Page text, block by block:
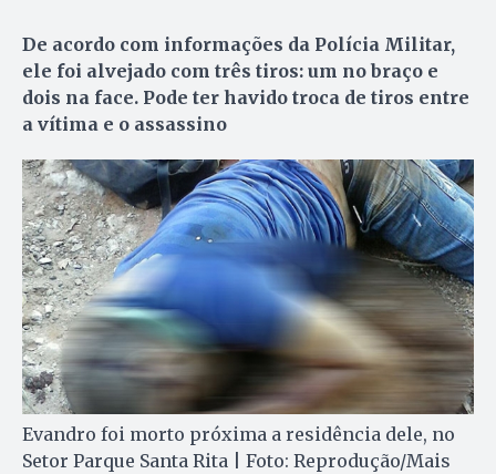
De acordo com informações da Polícia Militar,
ele foi alvejado com três tiros: um no braço e
dois na face. Pode ter havido troca de tiros entre
a vítima e o assassino
Evandro foi morto próxima a residência dele, no
Setor Parque Santa Rita | Foto: Reprodução/Mais